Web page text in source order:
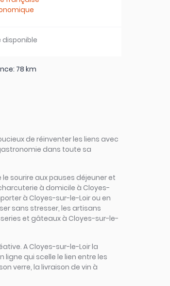
78 km
de réinventer les liens avec
dans toute sa
sourire aux pauses déjeuner et
à domicile à Cloyes-
à Cloyes-sur-le-Loir ou en
sans stresser, les artisans
et gâteaux à Cloyes-sur-le-
A Cloyes-sur-le-Loir la
qui scelle le lien entre les
verre, la livraison de vin à